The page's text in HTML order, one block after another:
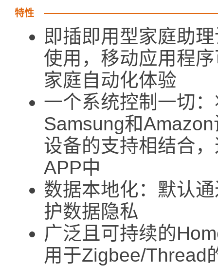
特性
即插即用型家庭助
使用，移动应用程
家庭自动化体验
一个系统控制一切
Samsung和
设备的支持相结合
APP中
数据本地化：默认
护数据隐私
广泛且可持续的
用于Zigbee/Thread